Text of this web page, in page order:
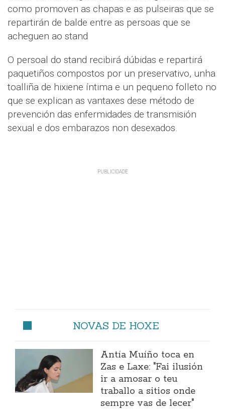
como promoven as chapas e as pulseiras que se
repartirán de balde entre as persoas que se
acheguen ao stand
O persoal do stand recibirá dúbidas e repartirá
paquetiños compostos por un preservativo, unha
toalliña de hixiene íntima e un pequeno folleto no
que se explican as vantaxes dese método de
prevención das enfermidades de transmisión
sexual e dos embarazos non desexados.
NOVAS DE HOXE
Antía Muíño toca en
Zas e Laxe: "Fai ilusión
ir a amosar o teu
traballo a sitios onde
sempre vas de lecer"